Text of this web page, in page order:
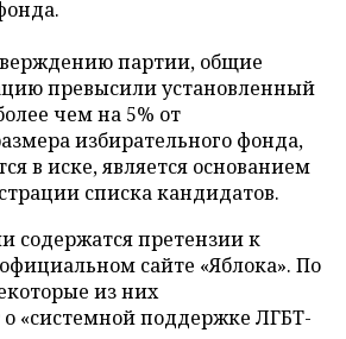
партии, общие
превысили установленный
чем на 5% от
избирательного фонда,
в иске, является основанием
списка кандидатов.
содержатся претензии к
сайте «Яблока». По
из них
о «системной поддержке ЛГБТ-